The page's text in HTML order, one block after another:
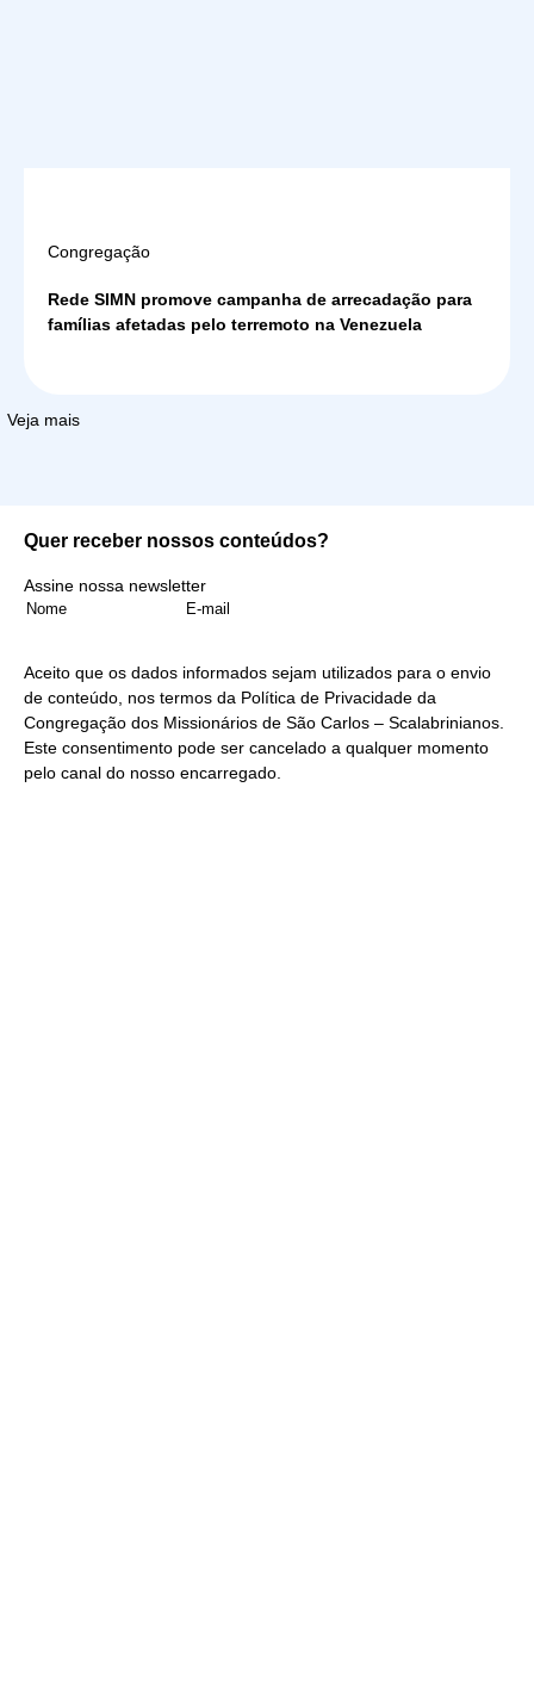
Congregação
Rede SIMN promove campanha de arrecadação para
famílias afetadas pelo terremoto na Venezuela
Veja mais
Quer receber nossos conteúdos?
Assine nossa newsletter
Aceito que os dados informados sejam utilizados para o envio
de conteúdo, nos termos da Política de Privacidade da
Congregação dos Missionários de São Carlos – Scalabrinianos.
Este consentimento pode ser cancelado a qualquer momento
pelo canal do nosso encarregado